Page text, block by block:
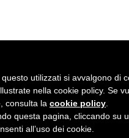
utilizzati si avvalgono di
nella cookie policy. Se
consulta la cookie policy
questa pagina, cliccando su
all’uso dei cookie.